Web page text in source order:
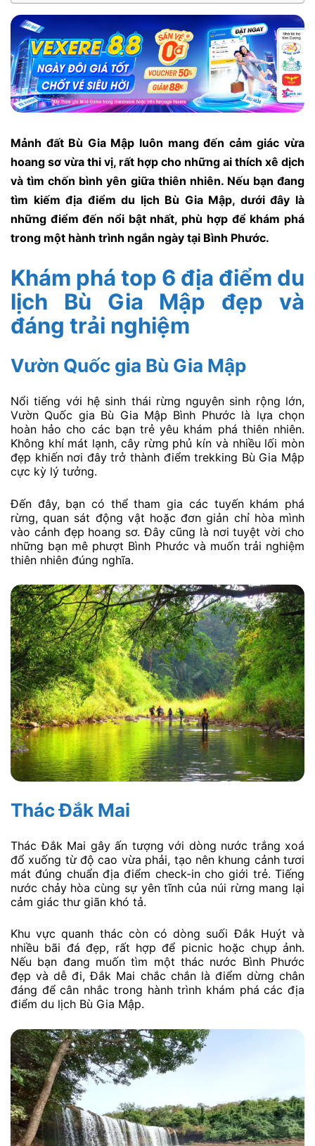
Mảnh đất Bù Gia Mập luôn mang đến cảm giác vừa
hoang sơ vừa thi vị, rất hợp cho những ai thích xê dịch
và tìm chốn bình yên giữa thiên nhiên. Nếu bạn đang
tìm kiếm địa điểm du lịch Bù Gia Mập, dưới đây là
những điểm đến nổi bật nhất, phù hợp để khám phá
trong một hành trình ngắn ngày tại Bình Phước.
Khám phá top 6 địa điểm du
lịch Bù Gia Mập đẹp và
đáng trải nghiệm
Vườn Quốc gia Bù Gia Mập
Nổi tiếng với hệ sinh thái rừng nguyên sinh rộng lớn,
Vườn Quốc gia Bù Gia Mập Bình Phước là lựa chọn
hoàn hảo cho các bạn trẻ yêu khám phá thiên nhiên.
Không khí mát lạnh, cây rừng phủ kín và nhiều lối mòn
đẹp khiến nơi đây trở thành điểm trekking Bù Gia Mập
cực kỳ lý tưởng.
Đến đây, bạn có thể tham gia các tuyến khám phá
rừng, quan sát động vật hoặc đơn giản chỉ hòa mình
vào cảnh đẹp hoang sơ. Đây cũng là nơi tuyệt vời cho
những bạn mê phượt Bình Phước và muốn trải nghiệm
thiên nhiên đúng nghĩa.
Thác Đắk Mai
Thác Đắk Mai gây ấn tượng với dòng nước trắng xoá
đổ xuống từ độ cao vừa phải, tạo nên khung cảnh tươi
mát đúng chuẩn địa điểm check-in cho giới trẻ. Tiếng
nước chảy hòa cùng sự yên tĩnh của núi rừng mang lại
cảm giác thư giãn khó tả.
Khu vực quanh thác còn có dòng suối Đắk Huýt và
nhiều bãi đá đẹp, rất hợp để picnic hoặc chụp ảnh.
Nếu bạn đang muốn tìm một thác nước Bình Phước
đẹp và dễ đi, Đắk Mai chắc chắn là điểm dừng chân
đáng để cân nhắc trong hành trình khám phá các địa
điểm du lịch Bù Gia Mập.